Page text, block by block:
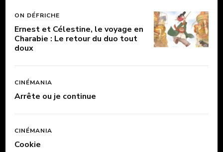
ON DÉFRICHE
Ernest et Célestine, le voyage en
Charabie : Le retour du duo tout
doux
CINÉMANIA
Arrête ou je continue
CINÉMANIA
Cookie